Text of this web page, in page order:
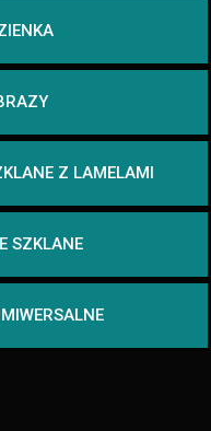
Z LAMELAMI
SZKLANE